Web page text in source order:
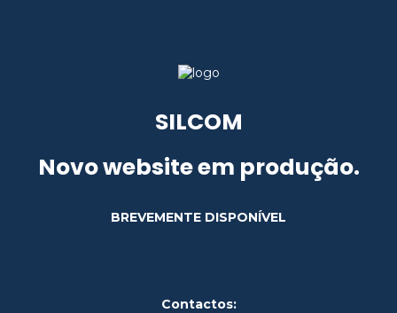
SILCOM
Novo website em produção.
BREVEMENTE DISPONÍVEL
Contactos: